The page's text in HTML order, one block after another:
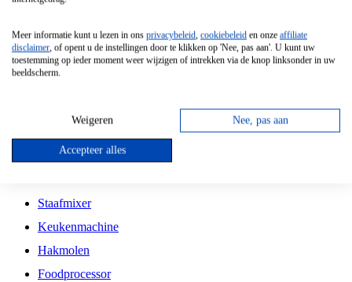
Vrijstaande Magnetron
Vrijstaande Kookplaat
Inbouw Gaskookplaat
Inbouw Keramische Kookplaat
Kookplaat Accessoires
Staafmixer
Keukenmachine
Hakmolen
Foodprocessor
Meer informatie kunt u lezen in ons privacybeleid, cookiebeleid en onze affiliate
disclaimer, of opent u de instellingen door te klikken op 'Nee, pas aan'. U kunt uw
toestemming op ieder moment weer wijzigen of intrekken via de knop linksonder in uw
beeldscherm.
Weigeren Nee, pas aan
Accepteer alles